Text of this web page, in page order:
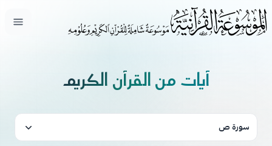
فتح
آيات من القرآن الكريم
سورة ص